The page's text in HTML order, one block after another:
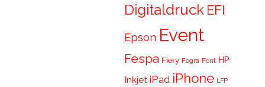
Digitaldruck EFI
Epson Event
Fespa Fiery Fogra Font HP
Inkjet iPad iPhone LFP